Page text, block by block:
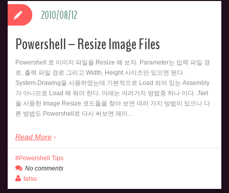
Powershell – Resize Image Files
Powershell 로 이미지 파일을 Resize 해 보자. Parameter는 입력 파일 경
로, 출력 파일 경로 그리고 Width, Height 사이즈만 있으면 된다.
System.Drawing을 사용하였는데 기본적으로 Load 되어 있는 Assembly
가 아니므로 Load 해 줘야 한다. 아래는 여러가지 방법중 하나 이다. .Net
을 사용한 Image Resize 코드들을 찾아 보면 여러 가지 방법이 있으니 다
른 방법도 Powershell로 다시 써보면 재미…
Read More
2010/08/12
Powershell Tips
No comments
talsu